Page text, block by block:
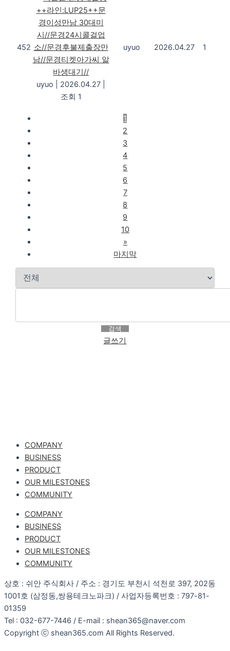
452
++라인:LUP25++문
경이성만남 30대미
시//문경24시콜걸업
소//문경후불제출장만
남//문경티켓아가씨 알
바생대기//
uyuo
2026.04.27
조회 1
uyuo 2026.04.27 1
1
2
3
4
5
6
7
8
9
10
»
마지막
검색
글쓰기
COMPANY
BUSINESS
PRODUCT
OUR MILESTONES
COMMUNITY
COMPANY
BUSINESS
PRODUCT
OUR MILESTONES
COMMUNITY
상호 : 쉬안 주식회사 / 주소 : 경기도 부천시 석천로 397, 202동
1001호 (삼정동,쌍용테크노파크) / 사업자등록번호 : 797-81-
01359
Tel : 032-677-7446 / E-mail : shean365@naver.com
Copyright ⓒ shean365.com All Rights Reserved.